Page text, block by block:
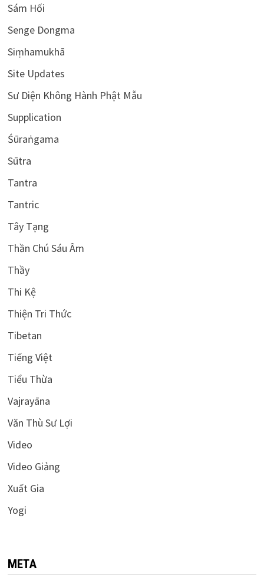
Sám Hối
Senge Dongma
Siṃhamukhā
Site Updates
Sư Diện Không Hành Phật Mẫu
Supplication
Śūraṅgama
Sūtra
Tantra
Tantric
Tây Tạng
Thần Chú Sáu Âm
Thầy
Thi Kệ
Thiện Tri Thức
Tibetan
Tiếng Việt
Tiểu Thừa
Vajrayāna
Văn Thù Sư Lợi
Video
Video Giảng
Xuất Gia
Yogi
META